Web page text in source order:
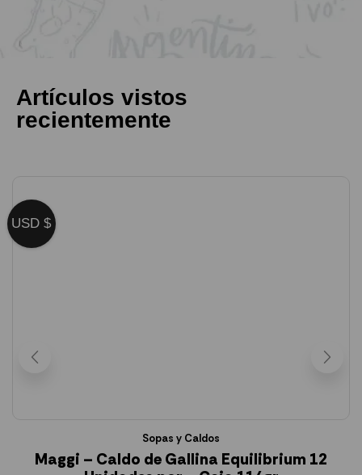
Artículos vistos
recientemente
Sopas y Caldos
Maggi – Caldo de Gallina Equilibrium 12
USD $